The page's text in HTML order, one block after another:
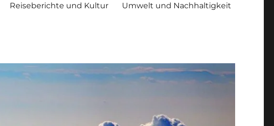
Reiseberichte und Kultur Umwelt und Nachhaltigkeit